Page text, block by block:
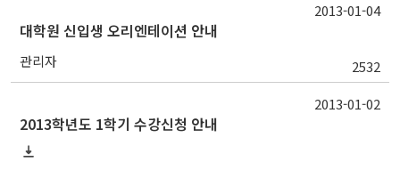
대학원 신입생 오리엔테이션 안내
관리자 2532
2013-01-04
2013학년도 1학기 수강신청 안내
2013-01-02